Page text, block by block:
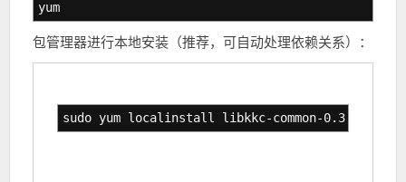
yum
包管理器进行本地安装（推荐，可自动处理依赖关系）：
sudo yum localinstall libkkc-common-0.3.1-